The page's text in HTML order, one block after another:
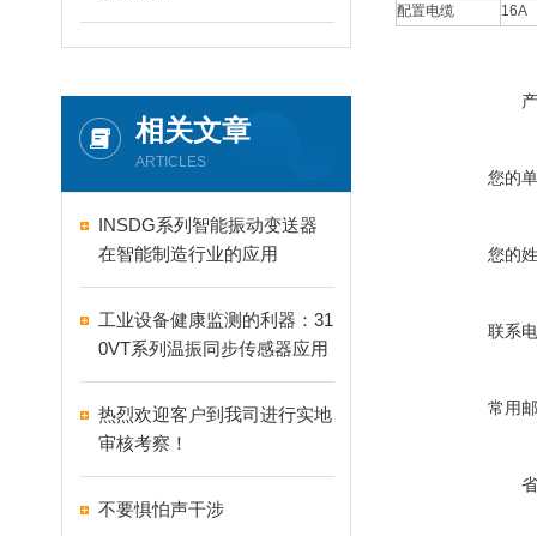
相关文章
ARTICLES
INSDG系列智能振动变送器
在智能制造行业的应用
工业设备健康监测的利器：31
0VT系列温振同步传感器应用
解析
热烈欢迎客户到我司进行实地
审核考察！
不要惧怕声干涉
配置电缆
16A
您的
您的
联系
常用